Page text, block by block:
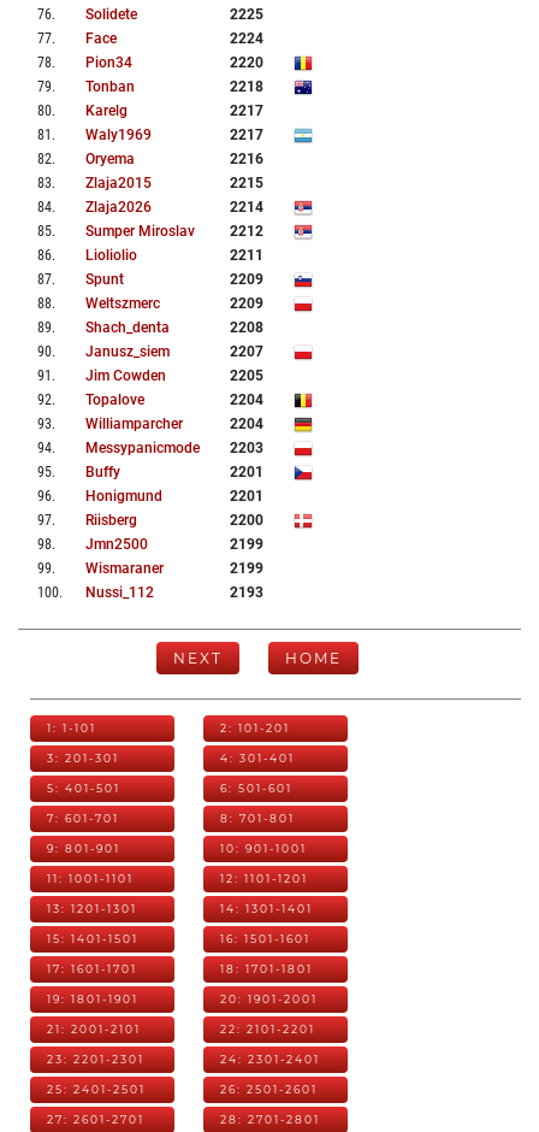
76. Solidete
2225
77. Face
2224
78. Pion34
2220
79. Tonban
2218
80. Karelg
2217
81 . Waly1969
2217
82. Oryema
2216
83. Zlaja2015
2215
84. Zlaja2026
2214
85. Sumper Miroslav
2212
86. Lioliolio
2211
87. Spunt
2209
88. Weltszmerc
2209
89. Shach_denta
2208
90. Janusz_siem
2207
91 . Jim Cowden
2205
92. Topalove
2204
93. Williamparcher
2204
94. Messypanicmode
2203
95. Buffy
2201
96. Honigmund
2201
97. Riisberg
2200
98. Jmn2500
2199
99. Wismaraner
2199
100. Nussi_112 2193
NEXT HOME
1: 1-101 2: 101-201
3: 201-301 4: 301-401
5: 401-501 6: 501-601
7: 601-701 8: 701-801
9: 801-901 10: 901-1001
11: 1001-1101 12: 1101-1201
13: 1201-1301 14: 1301-1401
15: 1401-1501 16: 1501-1601
17: 1601-1701 18: 1701-1801
19: 1801-1901 20: 1901-2001
21: 2001-2101 22: 2101-2201
23: 2201-2301 24: 2301-2401
25: 2401-2501 26: 2501-2601
27: 2601-2701 28: 2701-2801